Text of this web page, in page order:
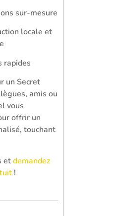
sur-mesure
locale et
rapides
un Secret
amis ou
vous
offrir un
touchant
etdemandez
!